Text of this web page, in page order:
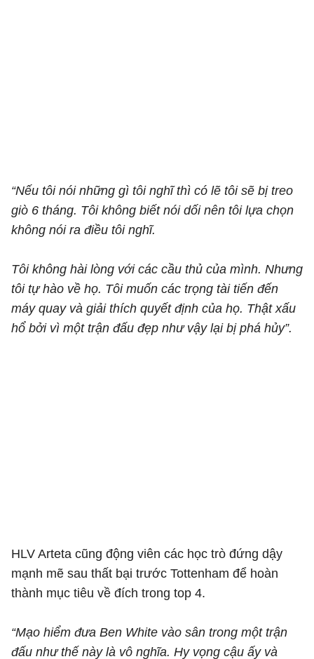
“Nếu tôi nói những gì tôi nghĩ thì có lẽ tôi sẽ bị treo
giò 6 tháng. Tôi không biết nói dối nên tôi lựa chọn
không nói ra điều tôi nghĩ.
Tôi không hài lòng với các cầu thủ của mình. Nhưng
tôi tự hào về họ. Tôi muốn các trọng tài tiến đến
máy quay và giải thích quyết định của họ. Thật xấu
hổ bởi vì một trận đấu đẹp như vậy lại bị phá hủy”.
HLV Arteta cũng động viên các học trò đứng dậy
mạnh mẽ sau thất bại trước Tottenham để hoàn
thành mục tiêu về đích trong top 4.
“Mạo hiểm đưa Ben White vào sân trong một trận
đấu như thế này là vô nghĩa. Hy vọng cậu ấy và